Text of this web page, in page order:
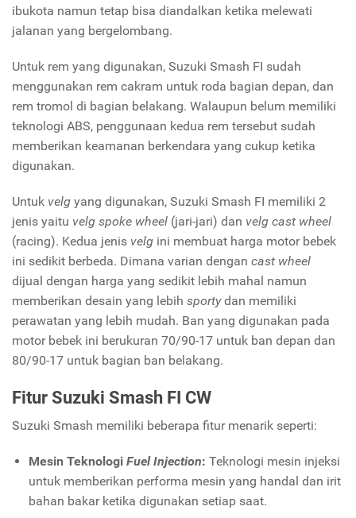
ibukota namun tetap bisa diandalkan ketika melewati
jalanan yang bergelombang.
Untuk rem yang digunakan, Suzuki Smash FI sudah
menggunakan rem cakram untuk roda bagian depan, dan
rem tromol di bagian belakang. Walaupun belum memiliki
teknologi ABS, penggunaan kedua rem tersebut sudah
memberikan keamanan berkendara yang cukup ketika
digunakan.
Untuk velg yang digunakan, Suzuki Smash FI memiliki 2
jenis yaitu velg spoke wheel (jari-jari) dan velg cast wheel
(racing). Kedua jenis velg ini membuat harga motor bebek
ini sedikit berbeda. Dimana varian dengan cast wheel
dijual dengan harga yang sedikit lebih mahal namun
memberikan desain yang lebih sportydan memiliki
perawatan yang lebih mudah. Ban yang digunakan pada
motor bebek ini berukuran 70/90-17 untuk ban depan dan
80/90-17 untuk bagian ban belakang.
Fitur Suzuki Smash FI CW
Suzuki Smash memiliki beberapa fitur menarik seperti:
Mesin Teknologi Fuel Injection: Teknologi mesin injeksi
untuk memberikan performa mesin yang handal dan irit
bahan bakar ketika digunakan setiap saat.